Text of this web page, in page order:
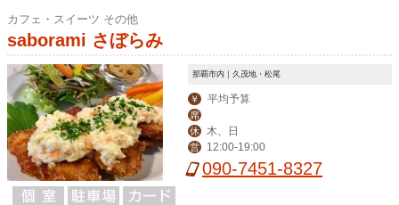
カフェ・スイーツ その他
saborami さぼらみ
那覇市内｜久茂地・松尾
￥ 平均予算
席
休
木、日
営 12:00-19:00
090-7451-8327